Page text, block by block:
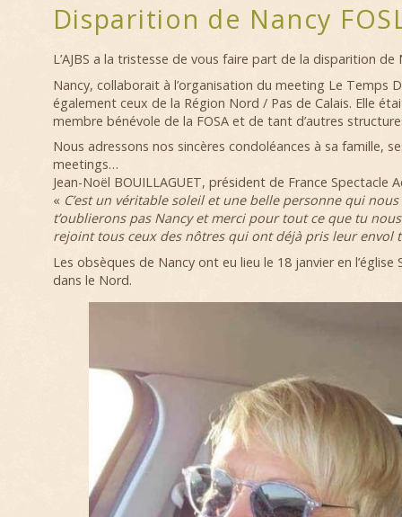
Disparition de Nancy
L’AJBS a la tristesse de vous faire part de la disparition de
Nancy, collaborait à l’organisation du meeting Le Temps
également ceux de la Région Nord / Pas de Calais. Elle
membre bénévole de la FOSA et de tant d’autres
Nous adressons nos sincères condoléances à sa famille,
meetings…
Jean-Noël BOUILLAGUET, président de France Spectacle
« C’est un véritable soleil et une belle personne qui
t’oublierons pas Nancy et merci pour tout ce que tu
rejoint tous ceux des nôtres qui ont déjà pris leur envol
Les obsèques de Nancy ont eu lieu le 18 janvier en l’église
dans le Nord.